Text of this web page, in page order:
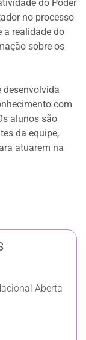
do Poder
no processo
a realidade do
sobre os
desenvolvida
com
alunos são
da equipe,
atuarem na
Aberta